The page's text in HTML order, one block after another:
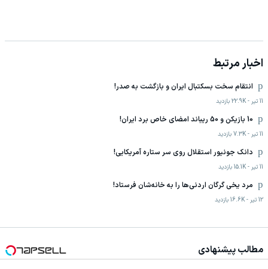
اخبار مرتبط
انتقام سخت بسکتبال ایران و بازگشت به صدر!
11 تیر -
22.9K بازدید
10 بازیکن و 50 ریباند امضای خاص برد ایران!
11 تیر -
7.3K بازدید
دانک جونیور استقلال روی سر ستاره آمریکایی!
11 تیر -
15.1K بازدید
مرد یخی گرگان اردنی‌ها را به خانه‌شان فرستاد!
12 تیر -
16.6K بازدید
مطالب پیشنهادی